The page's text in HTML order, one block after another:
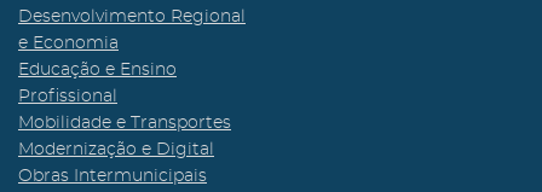
Desenvolvimento Regional
e Economia
Educação e Ensino
Profissional
Mobilidade e Transportes
Modernização e Digital
Obras Intermunicipais